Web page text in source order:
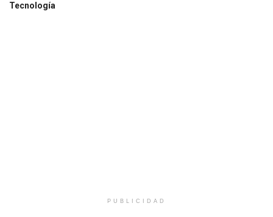
Tecnología
PUBLICIDAD